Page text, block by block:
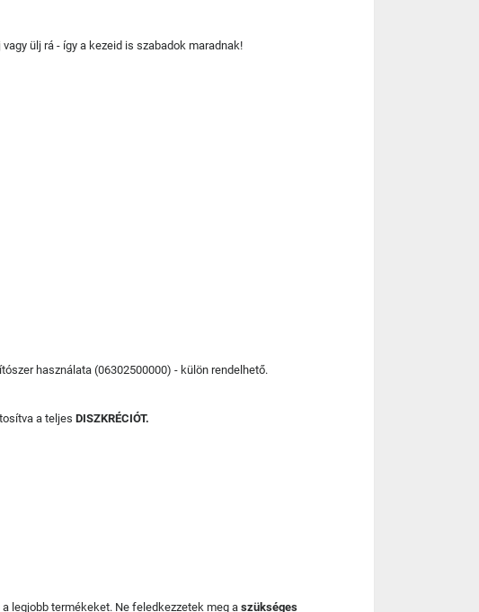
ülj rá - így a kezeid is szabadok maradnak!
használata (06302500000) - külön rendelhető.
a teljes DISZKRÉCIÓT.
a legjobb termékeket. Ne feledkezzetek meg a szükséges